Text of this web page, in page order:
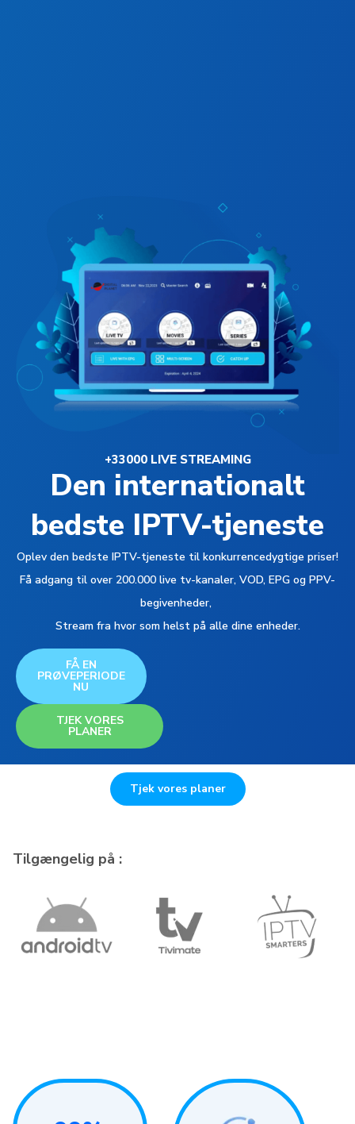
+33000 LIVE STREAMING
Den internationalt
bedste IPTV-tjeneste
Oplev den bedste IPTV-tjeneste til konkurrencedygtige priser!
Få adgang til over 200.000 live tv-kanaler, VOD, EPG og PPV-
begivenheder,
Stream fra hvor som helst på alle dine enheder.
FÅ EN
PRØVEPERIODE
NU
TJEK VORES
PLANER
Tjek vores planer
Tilgængelig på :